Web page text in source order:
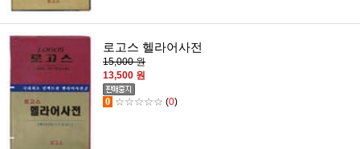
로고스 헬라어사전
15,000 원
13,500 원
0 ☆☆☆☆☆ (0)